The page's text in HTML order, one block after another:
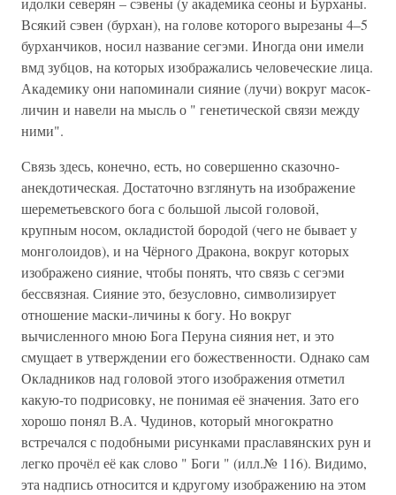
Всякий сэвен (бурхан), на голове которого вырезаны 4–5
бурханчиков, носил название сегэми. Иногда они имели
вмд зубцов, на которых изображались человеческие лица.
Академику они напоминали сияние (лучи) вокруг масок-
личин и навели на мысль о " генетической связи между
ними".
Связь здесь, конечно, есть, но совершенно сказочно-
анекдотическая. Достаточно взглянуть на изображение
шереметьевского бога с большой лысой головой,
крупным носом, окладистой бородой (чего не бывает у
монголоидов), и на Чёрного Дракона, вокруг которых
изображено сияние, чтобы понять, что связь с сегэми
бессвязная. Сияние это, безусловно, символизирует
отношение маски-личины к богу. Но вокруг
вычисленного мною Бога Перуна сияния нет, и это
смущает в утверждении его божественности. Однако сам
Окладников над головой этого изображения отметил
какую-то подрисовку, не понимая её значения. Зато его
хорошо понял В.А. Чудинов, который многократно
встречался с подобными рисунками праславянских рун и
легко прочёл её как слово " Боги " (илл.№ 116). Видимо,
эта надпись относится и кдругому изображению на этом